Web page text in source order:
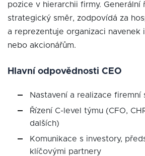
pozice v hierarchii firmy. Generální
strategický směr, zodpovídá za
a reprezentuje organizaci navenek
nebo akcionářům.
Hlavní odpovědnosti CEO
Nastavení a realizace firemní
Řízení C-level týmu (CFO,
dalších)
Komunikace s investory,
klíčovými partnery